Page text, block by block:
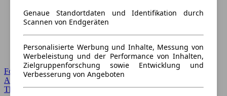
Forum Startseite
Alle Auto-Foren
Themen-Forum
Genaue Standortdaten und Identifikation durch
Scannen von Endgeräten
Personalisierte Werbung und Inhalte, Messung von
Werbeleistung und der Performance von Inhalten,
Zielgruppenforschung sowie Entwicklung und
Verbesserung von Angeboten